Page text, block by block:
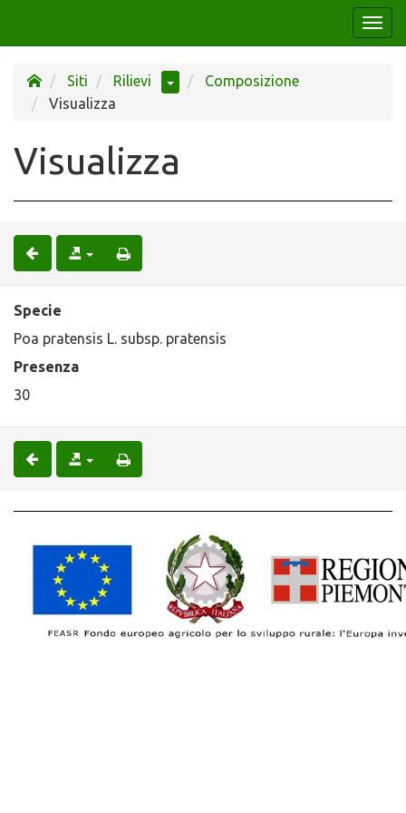
Siti Rilievi
Composizione
Visualizza
Visualizza
Specie
Poa pratensis L. subsp. pratensis
Presenza
30